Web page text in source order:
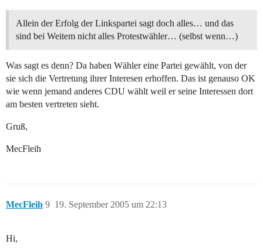
Allein der Erfolg der Linkspartei sagt doch alles… und das
sind bei Weitem nicht alles Protestwähler… (selbst wenn…)
Was sagt es denn? Da haben Wähler eine Partei gewählt, von der
sie sich die Vertretung ihrer Interesen erhoffen. Das ist genauso OK
wie wenn jemand anderes CDU wählt weil er seine Interessen dort
am besten vertreten sieht.
Gruß,
MecFleih
MecFleih 19. September 2005 um 22:13
9
Hi,